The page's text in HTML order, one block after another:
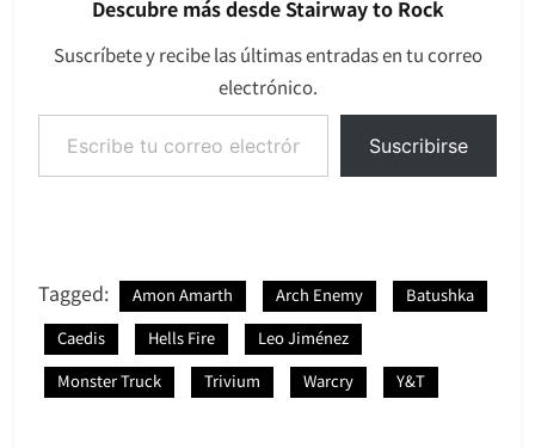
Descubre más desde Stairway to Rock
Suscríbete y recibe las últimas entradas en tu correo
electrónico.
Escribe tu correo electrónico…
Suscribirse
Tagged: Amon Amarth Arch Enemy
Batushka
Caedis
Hells Fire
Leo Jiménez
Monster Truck
Trivium Warcry Y&T